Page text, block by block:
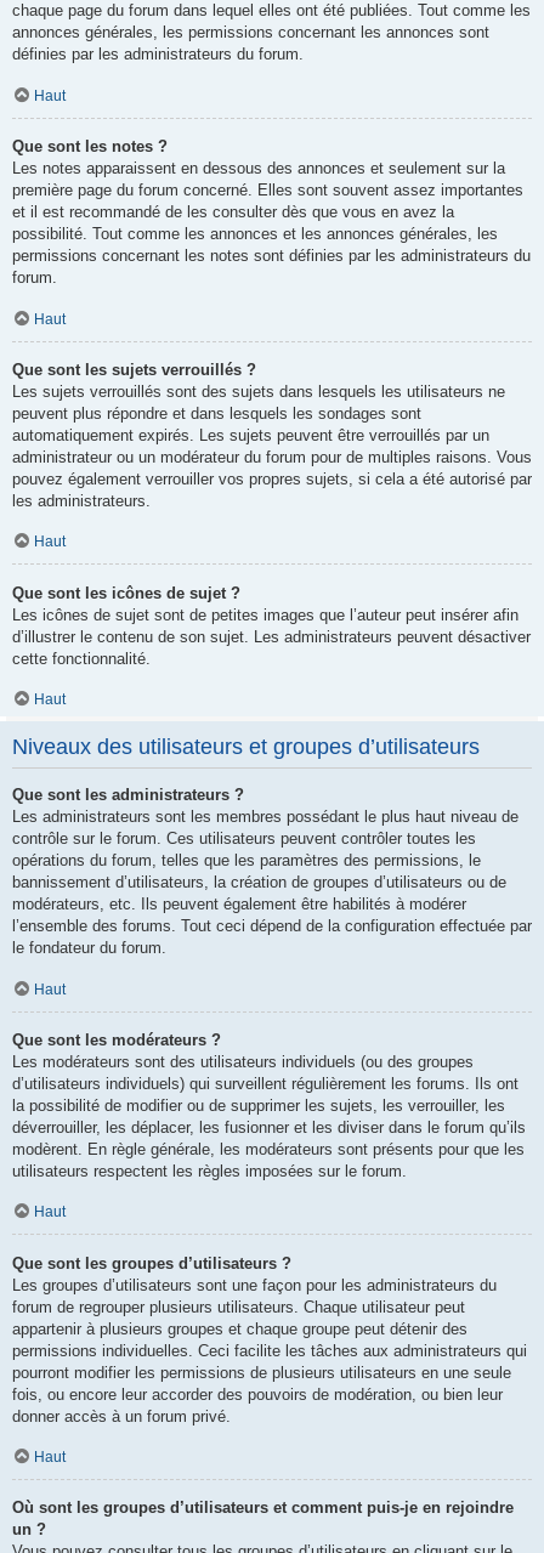
chaque page du forum dans lequel elles ont été publiées. Tout comme les
annonces générales, les permissions concernant les annonces sont
définies par les administrateurs du forum.
Haut
Que sont les notes ?
Les notes apparaissent en dessous des annonces et seulement sur la
première page du forum concerné. Elles sont souvent assez importantes
et il est recommandé de les consulter dès que vous en avez la
possibilité. Tout comme les annonces et les annonces générales, les
permissions concernant les notes sont définies par les administrateurs du
forum.
Haut
Que sont les sujets verrouillés ?
Les sujets verrouillés sont des sujets dans lesquels les utilisateurs ne
peuvent plus répondre et dans lesquels les sondages sont
automatiquement expirés. Les sujets peuvent être verrouillés par un
administrateur ou un modérateur du forum pour de multiples raisons. Vous
pouvez également verrouiller vos propres sujets, si cela a été autorisé par
les administrateurs.
Haut
Que sont les icônes de sujet ?
Les icônes de sujet sont de petites images que l’auteur peut insérer afin
d’illustrer le contenu de son sujet. Les administrateurs peuvent désactiver
cette fonctionnalité.
Haut
Niveaux des utilisateurs et groupes d’utilisateurs
Que sont les administrateurs ?
Les administrateurs sont les membres possédant le plus haut niveau de
contrôle sur le forum. Ces utilisateurs peuvent contrôler toutes les
opérations du forum, telles que les paramètres des permissions, le
bannissement d’utilisateurs, la création de groupes d’utilisateurs ou de
modérateurs, etc. Ils peuvent également être habilités à modérer
l’ensemble des forums. Tout ceci dépend de la configuration effectuée par
le fondateur du forum.
Haut
Que sont les modérateurs ?
Les modérateurs sont des utilisateurs individuels (ou des groupes
d’utilisateurs individuels) qui surveillent régulièrement les forums. Ils ont
la possibilité de modifier ou de supprimer les sujets, les verrouiller, les
déverrouiller, les déplacer, les fusionner et les diviser dans le forum qu’ils
modèrent. En règle générale, les modérateurs sont présents pour que les
utilisateurs respectent les règles imposées sur le forum.
Haut
Que sont les groupes d’utilisateurs ?
Les groupes d’utilisateurs sont une façon pour les administrateurs du
forum de regrouper plusieurs utilisateurs. Chaque utilisateur peut
appartenir à plusieurs groupes et chaque groupe peut détenir des
permissions individuelles. Ceci facilite les tâches aux administrateurs qui
pourront modifier les permissions de plusieurs utilisateurs en une seule
fois, ou encore leur accorder des pouvoirs de modération, ou bien leur
donner accès à un forum privé.
Haut
Où sont les groupes d’utilisateurs et comment puis-je en rejoindre
un ?